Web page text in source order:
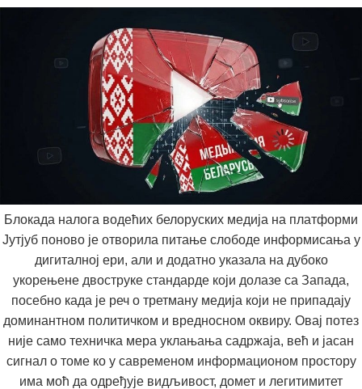
Блокада налога водећих белоруских медија на платформи
Јутјуб поново је отворила питање слободе информисања у
дигиталној ери, али и додатно указала на дубоко
укорењене двоструке стандарде који долазе са Запада,
посебно када је реч о третману медија који не припадају
доминантном политичком и вредносном оквиру. Овај потез
није само техничка мера уклањања садржаја, већ и јасан
сигнал о томе ко у савременом информационом простору
има моћ да одређује видљивост, домет и легитимитет